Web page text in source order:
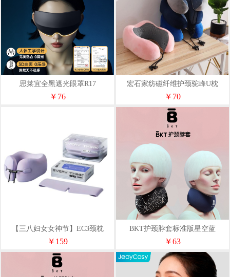
思莱宜全黑遮光眼罩R17
￥76
宏石家纺磁纤维护颈驼峰U枕
￥70
【三八妇女女神节】EC3颈枕
+VS3眼罩组合
￥159
BKT护颈脖套标准版星空蓝
￥63